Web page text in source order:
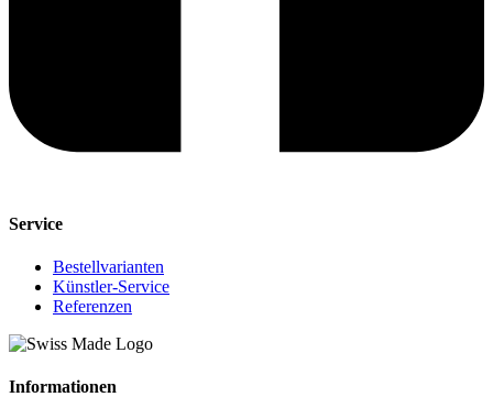
Service
Bestellvarianten
Künstler-Service
Referenzen
Informationen